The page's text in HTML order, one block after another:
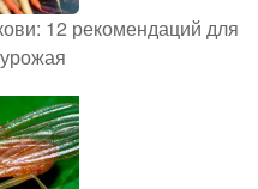
12 рекомендаций для